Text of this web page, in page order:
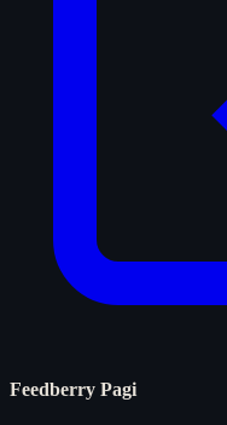
Feedberry Pagi